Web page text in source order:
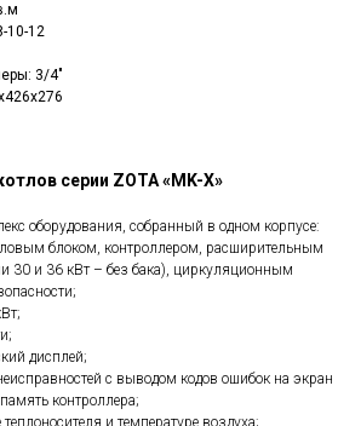
10-12
3/4"
серии ZOTA «MK-X»
оборудования, собранный в одном корпусе:
блоком, контроллером, расширительным
30 и 36 кВт – без бака), циркуляционным
дисплей;
с выводом кодов ошибок на экран
контроллера;